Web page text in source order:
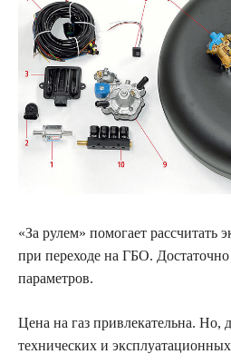
«За рулем» помогает рассчитать
при переходе на ГБО. Достаточно
параметров.
Цена на газ привлекательна. Но,
технических и